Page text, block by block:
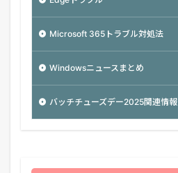
Microsoft 365トラブル対処法
Windowsニュースまとめ
バッチチューズデー2025関連情報